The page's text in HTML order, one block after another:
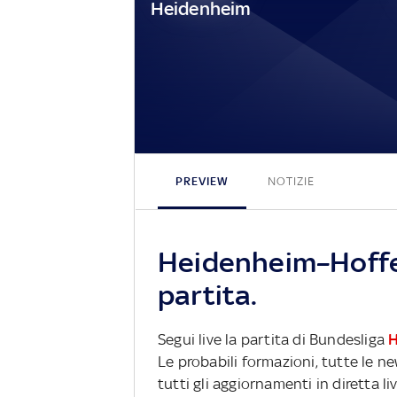
Heidenheim
PREVIEW NOTIZIE
partita.
Segui live la partita di Bundesliga
Le probabili formazioni, tutte le
tutti gli aggiornamenti in diretta